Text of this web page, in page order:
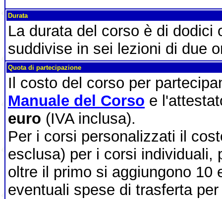
Durata
La durata del corso è di dodici
suddivise in sei lezioni di due
Quota di partecipazione
Il costo del corso per
Manuale del Corso e
euro (IVA inclusa).
Per i corsi personalizzati il
esclusa) per i corsi individuali,
oltre il primo si aggiungono 10
eventuali spese di trasferta